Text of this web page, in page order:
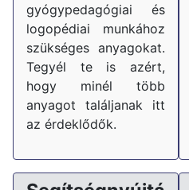
gyógypedagógiai és
logopédiai munkához
szükséges anyagokat.
Tegyél te is azért,
hogy minél több
anyagot találjanak itt
az érdeklődők.